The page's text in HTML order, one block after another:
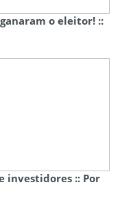
o eleitor! ::
investidores :: Por